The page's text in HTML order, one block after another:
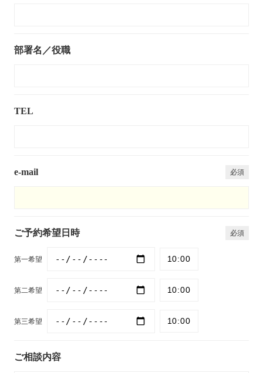
部署名／役職
TEL
e-mail
ご予約希望日時
第一希望
第二希望
第三希望
ご相談内容